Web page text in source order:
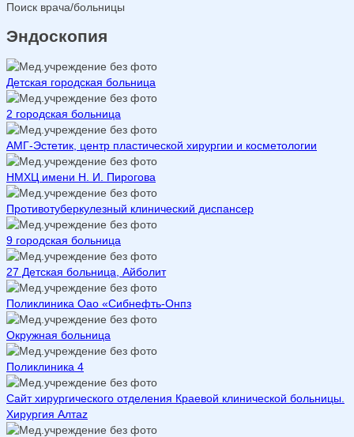
Поиск врача/больницы
Эндоскопия
Детская городская больница
2 городская больница
АМГ-Эстетик, центр пластической хирургии и косметологии
НМХЦ имени Н. И. Пирогова
Противотуберкулезный клинический диспансер
9 городская больница
27 Детская больница, Айболит
Поликлиника Оао «Сибнефть-Онпз
Окружная больница
Поликлиника 4
Сайт хирургического отделения Краевой клинической больницы.
Хирургия Алтаz